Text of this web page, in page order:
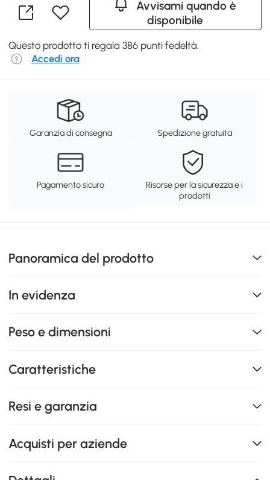
Avvisami quando è
disponibile
Questo prodotto ti regala 386 punti fedeltà.
Accedi ora
Garanzia di consegna Spedizione gratuita
Pagamento sicuro
Risorse per la sicurezza e i
prodotti
Panoramica del prodotto
In evidenza
Peso e dimensioni
Caratteristiche
Resi e garanzia
Acquisti per aziende